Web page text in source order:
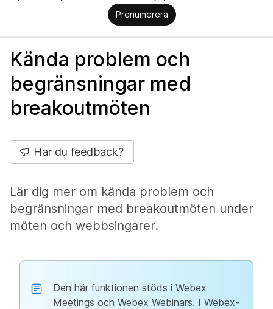
Prenumerera
Kända problem och
begränsningar med
breakoutmöten
Har du feedback?
Lär dig mer om kända problem och
begränsningar med breakoutmöten under
möten och webbsingarer.
Den här funktionen stöds i Webex
Meetings och Webex Webinars. I Webex-